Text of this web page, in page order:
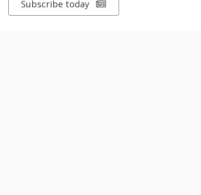
Subscribe today